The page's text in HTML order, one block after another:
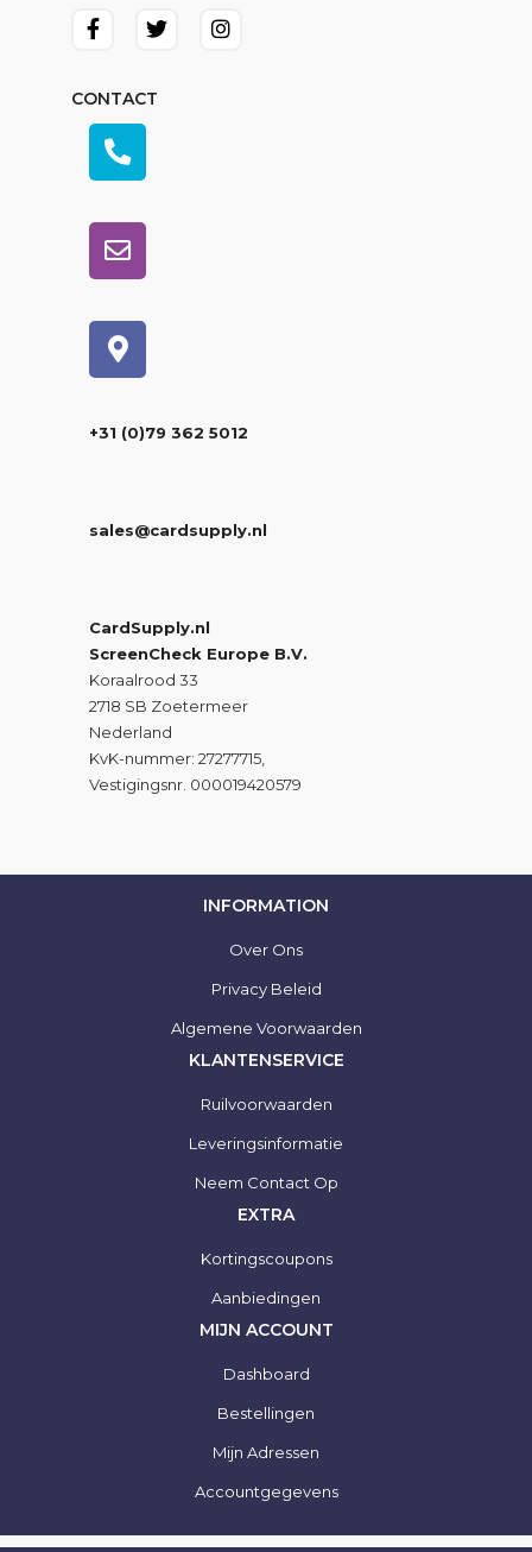
CONTACT
+31 (0)79 362 5012
sales@cardsupply.nl
CardSupply.nl
ScreenCheck Europe B.V.
Koraalrood 33
2718 SB Zoetermeer
Nederland
KvK-nummer: 27277715,
Vestigingsnr. 000019420579
INFORMATION
Over Ons
Privacy Beleid
Algemene Voorwaarden
KLANTENSERVICE
Ruilvoorwaarden
Leveringsinformatie
Neem Contact Op
EXTRA
Kortingscoupons
Aanbiedingen
MIJN ACCOUNT
Dashboard
Bestellingen
Mijn Adressen
Accountgegevens